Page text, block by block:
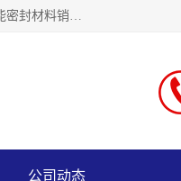
沈阳默塔化学有限公司经营范围包括：化工产品销售，专用化学产品销售，非食用盐销售，食品添加剂销售，高性能密封材料销售，涂料销售，合成材料销售，工程塑料及合成树脂销售等；主要产品有高纯电子级环丁砜，总金属离子可控制在ppb级别、纯度高、颜色浅、耐高温分解时间长，特别适合于半导体制造，硅片晶圆制造，清洗湿电子化学品，锂电池电解液，电子油墨，特种材料等高端行业；也适用于医药合成。
公司动态